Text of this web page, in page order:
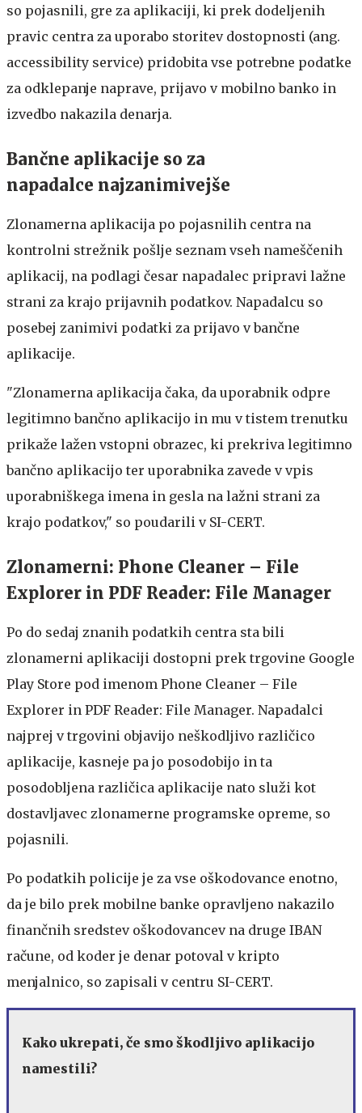
so pojasnili, gre za aplikaciji, ki prek dodeljenih
pravic centra za uporabo storitev dostopnosti (ang.
accessibility service) pridobita vse potrebne podatke
za odklepanje naprave, prijavo v mobilno banko in
izvedbo nakazila denarja.
Bančne aplikacije so za
napadalce najzanimivejše
Zlonamerna aplikacija po pojasnilih centra na
kontrolni strežnik pošlje seznam vseh nameščenih
aplikacij, na podlagi česar napadalec pripravi lažne
strani za krajo prijavnih podatkov. Napadalcu so
posebej zanimivi podatki za prijavo v bančne
aplikacije.
"Zlonamerna aplikacija čaka, da uporabnik odpre
legitimno bančno aplikacijo in mu v tistem trenutku
prikaže lažen vstopni obrazec, ki prekriva legitimno
bančno aplikacijo ter uporabnika zavede v vpis
uporabniškega imena in gesla na lažni strani za
krajo podatkov," so poudarili v SI-CERT.
Zlonamerni: Phone Cleaner – File
Explorer in PDF Reader: File Manager
Po do sedaj znanih podatkih centra sta bili
zlonamerni aplikaciji dostopni prek trgovine Google
Play Store pod imenom Phone Cleaner – File
Explorer in PDF Reader: File Manager. Napadalci
najprej v trgovini objavijo neškodljivo različico
aplikacije, kasneje pa jo posodobijo in ta
posodobljena različica aplikacije nato služi kot
dostavljavec zlonamerne programske opreme, so
pojasnili.
Po podatkih policije je za vse oškodovance enotno,
da je bilo prek mobilne banke opravljeno nakazilo
finančnih sredstev oškodovancev na druge IBAN
račune, od koder je denar potoval v kripto
menjalnico, so zapisali v centru SI-CERT.
Kako ukrepati, če smo škodljivo aplikacijo
namestili?